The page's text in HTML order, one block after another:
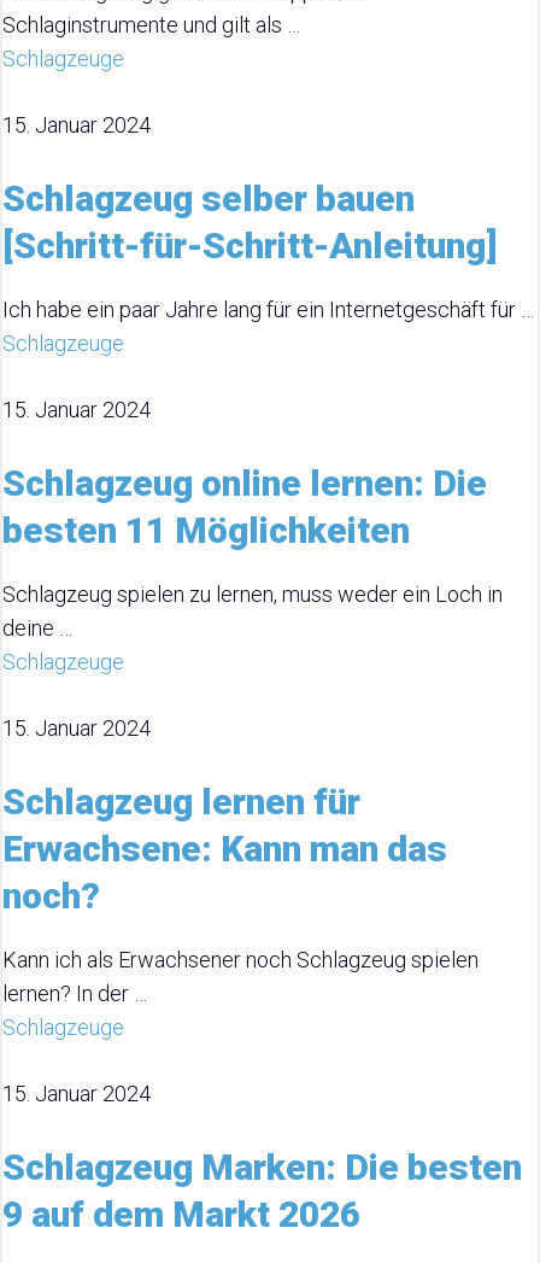
Schlaginstrumente und gilt als …
Schlagzeuge
15. Januar 2024
Schlagzeug selber bauen
[Schritt-für-Schritt-Anleitung]
Ich habe ein paar Jahre lang für ein Internetgeschäft für …
Schlagzeuge
15. Januar 2024
Schlagzeug online lernen: Die
besten 11 Möglichkeiten
Schlagzeug spielen zu lernen, muss weder ein Loch in
deine …
Schlagzeuge
15. Januar 2024
Schlagzeug lernen für
Erwachsene: Kann man das
noch?
Kann ich als Erwachsener noch Schlagzeug spielen
lernen? In der …
Schlagzeuge
15. Januar 2024
Schlagzeug Marken: Die besten
9 auf dem Markt 2026